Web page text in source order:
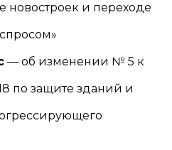
новостроек и переходе
— об изменении № 5 к
по защите зданий и